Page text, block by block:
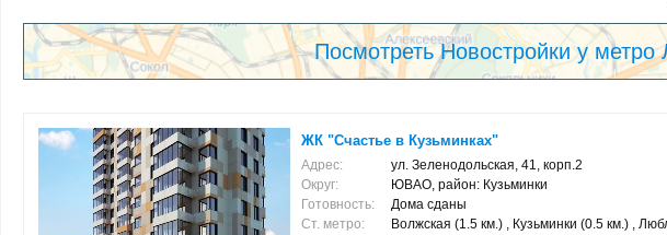
Посмотреть Новостройки у
ЖК "Счастье в Кузьминках"
Адрес:
ул. Зеленодольская, 41, корп.2
Округ:
ЮВАО, район: Кузьминки
Готовность:
Дома сданы
Ст. метро:
Волжская (1.5 км.) , Кузьминки (0.5 км.) ,